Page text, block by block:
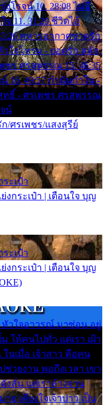
โรจน์ 10. 28:08 ไม่มี
11. 31:29 ชีวิตไอ้
ทหารอากาศขาดรัก
วใจโทรม - ยอดรัก สลัก
ชร ศรสุพรรณ 15. 46:35
16. 49:57 กำนันกำใน -
ทธิ์ - ศรเพชร ศรสุพรรณ
น์
/ศรเพชร/แสงสุรีย์
ระเป๋า
งกระเป๋า | เตือนใจ บุญ
ระเป๋า
งกระเป๋า | เตือนใจ บุญ
หัวใจอาวรณ์ มาซ่อน อยู่
ให้คนไปทั่ว แต่เรา เฝ้า
ในเมื่อ เจ้าสาว คือคน
วยงาน พอถึงเวลา เขา
งลั่น แต่เราล้างจาน
ย เคียงใจเจ้าบ่าว เป็น